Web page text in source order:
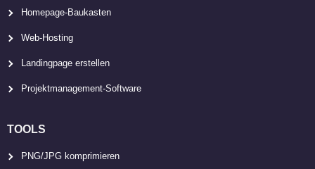
Homepage-Baukasten
Web-Hosting
Landingpage erstellen
Projektmanagement-Software
TOOLS
PNG/JPG komprimieren